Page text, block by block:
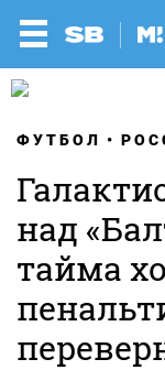
ФУТБОЛ
над
тайма